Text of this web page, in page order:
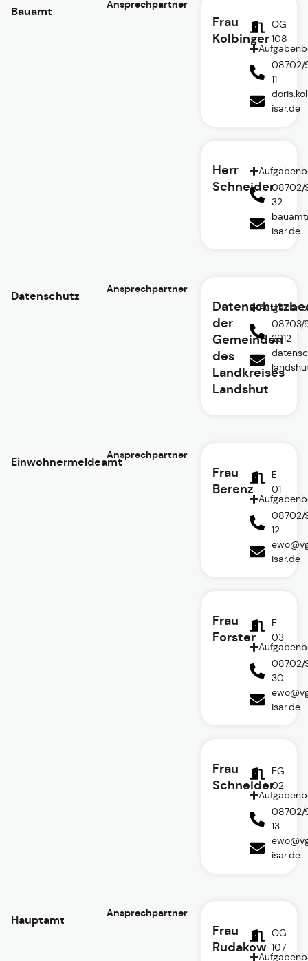
Bauamt Ansprechpartner
Frau
Kolbinger
OG
108
08702/
11
isar.de
Herr
Schneider08702/
32
isar.de
Datenschutz Ansprechpartner
der
Gemeinden
des
Landkreises
Landshut
08703/
2912
EinwohnermeldeamtAnsprechpartner
Frau
Berenz
E
01
08702/
12
isar.de
Frau
Forster
E
03
08702/
30
isar.de
Frau
Schneider
EG
02
08702/
13
isar.de
Hauptamt Ansprechpartner
Frau
Rudakow
OG
107